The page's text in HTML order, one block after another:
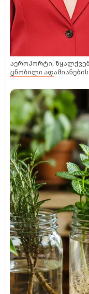
აეროპორტი,
ცნობილი